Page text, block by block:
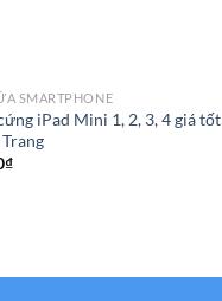
SMARTPHONE
iPad Mini 1, 2, 3, 4 giá tốt
₫